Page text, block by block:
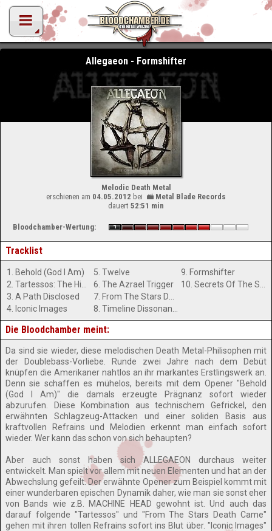
Allegaeon - Formshifter
Melodic Death Metal
erschienen am 04.05.2012 bei
Metal Blade Records
dauert 52:51 min
Bloodchamber-Wertung:
Tracklist
1. Behold (God I Am)
3. A Path Disclosed
4. Iconic Images
5. Twelve
6. The Azrael Trigger
9. Formshifter
Die Bloodchamber meint:
Da sind sie wieder, diese melodischen Death Metal-Philisophen mit
der Doublebass-Vorliebe. Runde zwei Jahre nach dem Debüt
knüpfen die Amerikaner nahtlos an ihr markantes Erstlingswerk an.
Denn sie schaffen es mühelos, bereits mit dem Opener "Behold
(God I Am)" die damals erzeugte Prägnanz sofort wieder
abzurufen. Diese Kombination aus technischem Gefrickel, den
erwähnten Schlagzeug-Attacken und einer soliden Basis aus
kraftvollen Refrains und Melodien erkennt man einfach sofort
wieder. Wer kann das schon von sich behaupten?
Aber auch sonst haben sich ALLEGAEON durchaus weiter
entwickelt. Man spielt vor allem mit neuen Elementen und hat an der
Abwechslung gefeilt. Der erwähnte Opener zum Beispiel kommt mit
einer wunderbaren epischen Dynamik daher, wie man sie sonst eher
von Bands wie z.B. MACHINE HEAD gewohnt ist. Und auch das
darauf folgende "Tartessos" und "From The Stars Death Came"
gehen mit ihren tollen Refrains sofort ins Blut über. "Iconic Images"